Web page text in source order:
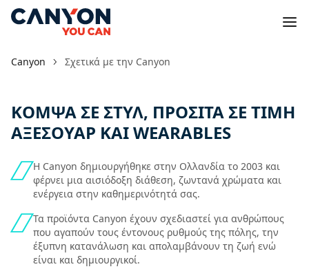
Canyon Σχετικά με την Canyon
ΚΟΜΨΑ ΣΕ ΣΤΥΛ, ΠΡΟΣΙΤΑ ΣΕ ΤΙΜΗ
ΑΞΕΣΟΥΑΡ ΚΑΙ WEARABLES
Η Canyon δημιουργήθηκε στην Ολλανδία το 2003 και
φέρνει μια αισιόδοξη διάθεση, ζωντανά χρώματα και
ενέργεια στην καθημερινότητά σας.
Τα προϊόντα Canyon έχουν σχεδιαστεί για ανθρώπους
που αγαπούν τους έντονους ρυθμούς της πόλης, την
έξυπνη κατανάλωση και απολαμβάνουν τη ζωή ενώ
είναι και δημιουργικοί.